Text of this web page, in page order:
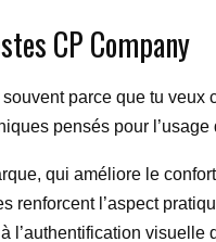
CP Company
parce que tu
pensés pour l’usage
qui améliore le
renforcent l’aspect
l’authentification visuelle